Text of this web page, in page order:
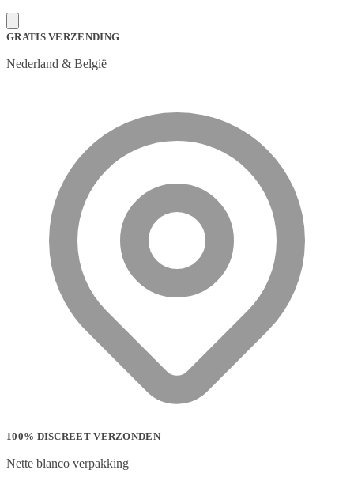
GRATIS VERZENDING
Nederland & België
100% DISCREET VERZONDEN
Nette blanco verpakking